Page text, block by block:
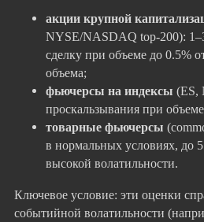
акции крупной
NYSE/NASDAQ top-200):
сделку при объеме до 0.5%
объема;
фьючерсы на индексы (ES,
проскальзывания при
товарные фьючерсы
в нормальных условиях, до
высокой волатильности.
Ключевое условие: эти оценки
событийной волатильности